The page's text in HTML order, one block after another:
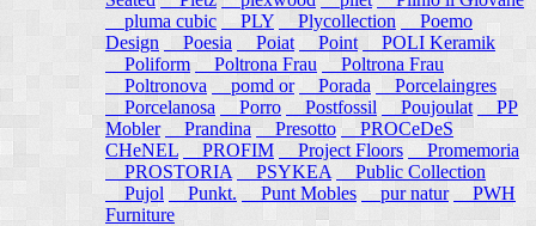
pluma cubic
PLY Plycollection
Poemo
Design
Poesia Poiat Point
POLI Keramik
Poliform
Poltrona Frau
Poltrona Frau
Poltronova
pomd or Porada
Porcelaingres
Porcelanosa
Porro Postfossil Poujoulat
PP
Mobler
Prandina Presotto
PROCeDeS
CHeNEL
PROFIM Project Floors
Promemoria
PROSTORIA
PSYKEA
Public Collection
Pujol
Punkt. Punt Mobles pur natur
PWH
Furniture